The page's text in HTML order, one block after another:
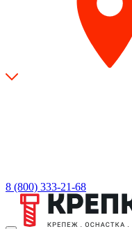
8 (800) 333-21-68